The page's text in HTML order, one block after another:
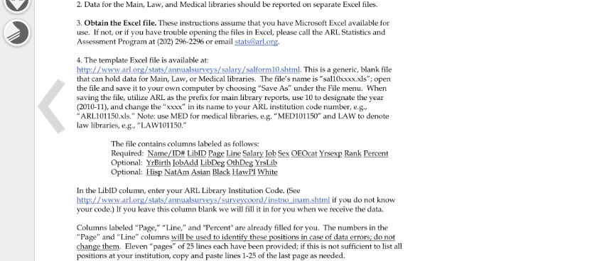






















